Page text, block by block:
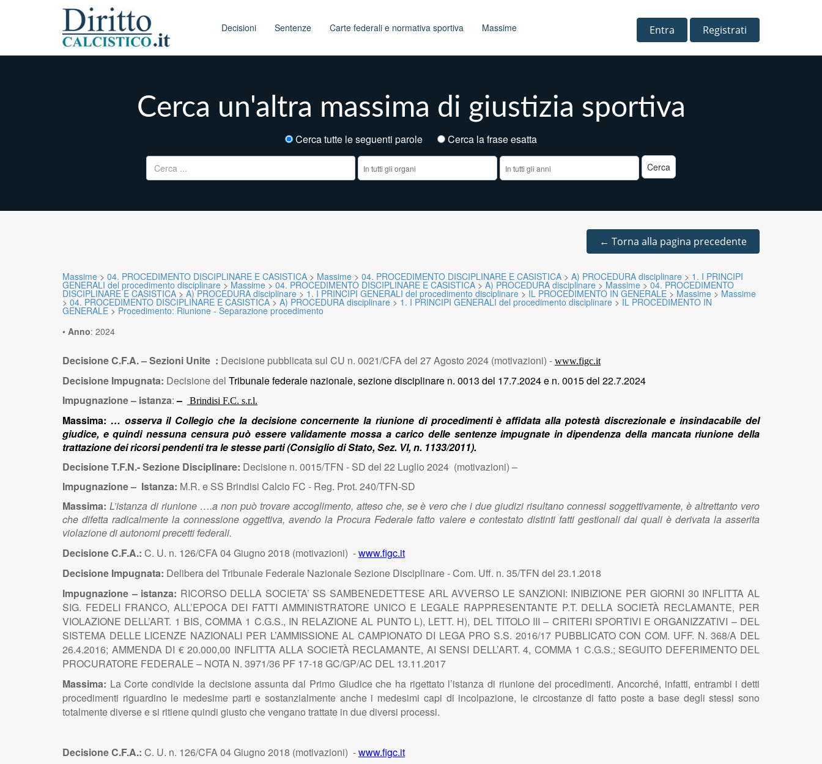
Main menu Decisioni Sentenze Carte federali e normativa sportiva Massime Entra Registrati
Cerca un'altra massima di giustizia sportiva
Cerca tutte le seguenti parole
Cerca la frase esatta
Ricerca per:
← Torna alla pagina precedente
Massime > 04. PROCEDIMENTO DISCIPLINARE E CASISTICA > Massime > 04. PROCEDIMENTO DISCIPLINARE E CASISTICA > A) PROCEDURA disciplinare > 1. I PRINCIPI
GENERALI del procedimento disciplinare > Massime > 04. PROCEDIMENTO DISCIPLINARE E CASISTICA > A) PROCEDURA disciplinare > Massime > 04. PROCEDIMENTO
DISCIPLINARE E CASISTICA > A) PROCEDURA disciplinare > 1. I PRINCIPI GENERALI del procedimento disciplinare > IL PROCEDIMENTO IN GENERALE > Massime > Massime
> 04. PROCEDIMENTO DISCIPLINARE E CASISTICA> A) PROCEDURA disciplinare > 1. I PRINCIPI GENERALI del procedimento disciplinare > IL PROCEDIMENTO IN
GENERALE > Procedimento: Riunione - Separazione procedimento
• Anno: 2024
Decisione C.F.A. – Sezioni Unite : Decisione pubblicata sul CU n. 0021/CFA del 27 Agosto 2024 (motivazioni) - www.figc.it
Decisione Impugnata: Decisione del Tribunale federale nazionale, sezione disciplinare n. 0013 del 17.7.2024 e n. 0015 del 22.7.2024
Impugnazione – istanza:– Brindisi F.C. s.r.l.
Massima: … osserva il Collegio che la decisione concernente la riunione di procedimenti è affidata alla potestà discrezionale e insindacabile del
giudice, e quindi nessuna censura può essere validamente mossa a carico delle sentenze impugnate in dipendenza della mancata riunione della
trattazione dei ricorsi pendenti tra le stesse parti(Consiglio di Stato, Sez. VI, n. 1133/2011).
Decisione T.F.N.- Sezione Disciplinare: Decisione n. 0015/TFN - SD del 22 Luglio 2024 (motivazioni) –
Impugnazione – Istanza: M.R. e SS Brindisi Calcio FC - Reg. Prot. 240/TFN-SD
Massima: L’istanza di riunione ….a non può trovare accoglimento, atteso che, se è vero che i due giudizi risultano connessi soggettivamente, è altrettanto vero
che difetta radicalmente la connessione oggettiva, avendo la Procura Federale fatto valere e contestato distinti fatti gestionali dai quali è derivata la asserita
violazione di autonomi precetti federali.
Decisione C.F.A.: C. U. n. 126/CFA 04 Giugno 2018 (motivazioni) -www.figc.it
Decisione Impugnata: Delibera del Tribunale Federale Nazionale Sezione Disciplinare - Com. Uff. n. 35/TFN del 23.1.2018
Impugnazione – istanza: RICORSO DELLA SOCIETA’ SS SAMBENEDETTESE ARL AVVERSO LE SANZIONI: INIBIZIONE PER GIORNI 30 INFLITTA AL
SIG. FEDELI FRANCO, ALL’EPOCA DEI FATTI AMMINISTRATORE UNICO E LEGALE RAPPRESENTANTE P.T. DELLA SOCIETÀ RECLAMANTE, PER
VIOLAZIONE DELL’ART. 1 BIS, COMMA 1 C.G.S., IN RELAZIONE AL PUNTO L), LETT. H), DEL TITOLO III – CRITERI SPORTIVI E ORGANIZZATIVI – DEL
SISTEMA DELLE LICENZE NAZIONALI PER L’AMMISSIONE AL CAMPIONATO DI LEGA PRO S.S. 2016/17 PUBBLICATO CON COM. UFF. N. 368/A DEL
26.4.2016; AMMENDA DI € 20.000,00 INFLITTA ALLA SOCIETÀ RECLAMANTE, AI SENSI DELL’ART. 4, COMMA 1 C.G.S.; SEGUITO DEFERIMENTO DEL
PROCURATORE FEDERALE – NOTA N. 3971/36 PF 17-18 GC/GP/AC DEL 13.11.2017
Massima: La Corte condivide la decisione assunta dal Primo Giudice che ha rigettato l’istanza di riunione dei procedimenti. Ancorché, infatti, entrambi i detti
procedimenti riguardino le medesime parti e sostanzialmente anche i medesimi capi di incolpazione, le circostanze di fatto poste a base degli stessi sono
totalmente diverse e si ritiene quindi giusto che vengano trattate in due diversi processi.
Decisione C.F.A.: C. U. n. 126/CFA 04 Giugno 2018 (motivazioni) -www.figc.it